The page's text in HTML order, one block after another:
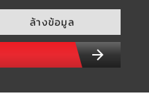
ล้างข้อมูล